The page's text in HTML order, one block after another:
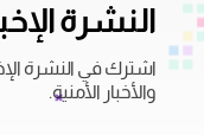
النشرة
اشترك في النشرة
والأخبار الأمنية.